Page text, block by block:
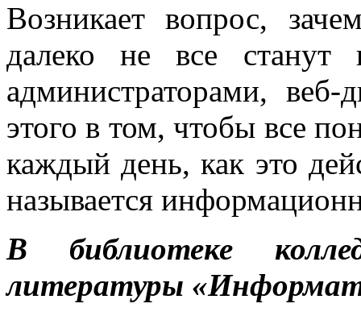
Возникает вопрос,
далеко не все станут
администраторами,
этого в том, чтобы все
каждый день, как это
называется
В библиотеке
литературы